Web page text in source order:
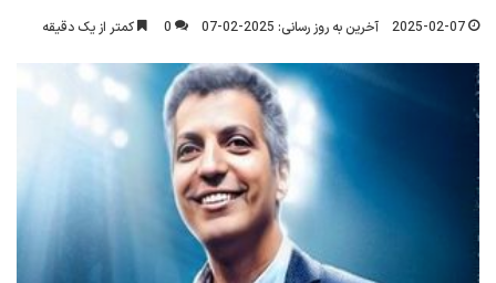
2025-02-07 آخرین به روز رسانی: 2025-02-07 0 کمتر از یک دقیقه